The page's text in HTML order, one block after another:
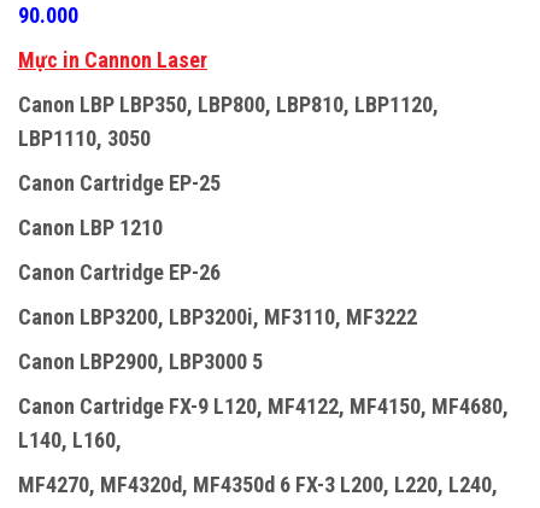
90.000
Mực in Cannon Laser
Canon LBP LBP350, LBP800, LBP810, LBP1120,
LBP1110, 3050
Canon Cartridge EP-25
Canon LBP 1210
Canon Cartridge EP-26
Canon LBP3200, LBP3200i, MF3110, MF3222
Canon LBP2900, LBP3000 5
Canon Cartridge FX-9 L120, MF4122, MF4150, MF4680,
L140, L160,
MF4270, MF4320d, MF4350d 6 FX-3 L200, L220, L240,